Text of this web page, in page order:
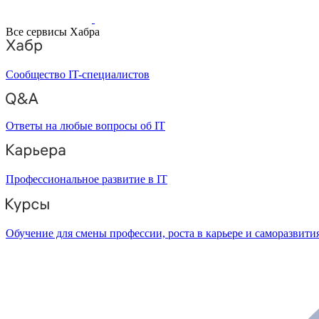
Все сервисы Хабра
Сообщество IT-специалистов
Ответы на любые вопросы об IT
Профессиональное развитие в IT
Обучение для смены профессии, роста в карьере и